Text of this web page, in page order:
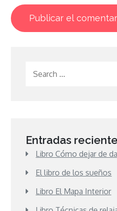
Entradas
Libro Cómo dejar de
El libro de los sueños
Libro El Mapa Interior